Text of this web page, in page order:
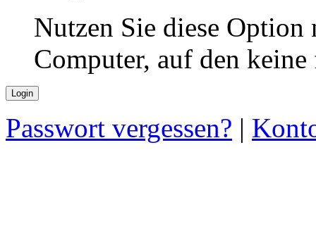
Nutzen Sie diese
Computer, auf den
Passwort vergessen? |